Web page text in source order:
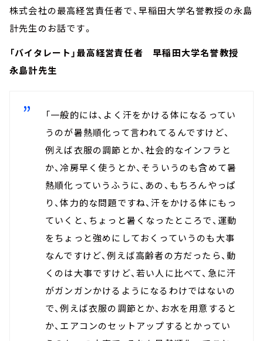
株式会社の最高経営責任者で、早稲田大学名誉教授の永島
計先生のお話です。
「バイタレート」最高経営責任者 早稲田大学名誉教授
永島計先生
「一般的には、よく汗をかける体になるってい
うのが暑熱順化って言われてるんですけど、
例えば衣服の調節とか、社会的なインフラと
か、冷房早く使うとか、そういうのも含めて暑
熱順化っていうふうに、あの、もちろんやっぱ
り、体力的な問題ですね、汗をかける体にもっ
ていくと、ちょっと暑くなったところで、運動
をちょっと強めにしておくっていうのも大事
なんですけど、例えば高齢者の方だったら、動
くのは大事ですけど、若い人に比べて、急に汗
がガンガンかけるようになるわけではないの
で、例えば衣服の調節とか、お水を用意すると
か、エアコンのセットアップするとかってい